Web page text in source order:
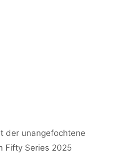
der unangefochtene
Fifty Series 2025